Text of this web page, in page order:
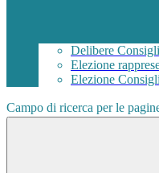
Delibere
Elezione
Elezione
Campo di ricerca per le